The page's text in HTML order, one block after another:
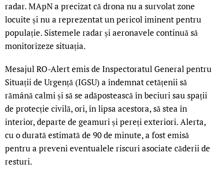
radar. MApN a precizat că drona nu a survolat zone
locuite și nu a reprezentat un pericol iminent pentru
populație. Sistemele radar și aeronavele continuă să
monitorizeze situația.
Mesajul RO-Alert emis de Inspectoratul General pentru
Situații de Urgență (IGSU) a îndemnat cetățenii să
rămână calmi și să se adăpostească în beciuri sau spații
de protecție civilă, ori, în lipsa acestora, să stea în
interior, departe de geamuri și pereți exteriori. Alerta,
cu o durată estimată de 90 de minute, a fost emisă
pentru a preveni eventualele riscuri asociate căderii de
resturi.